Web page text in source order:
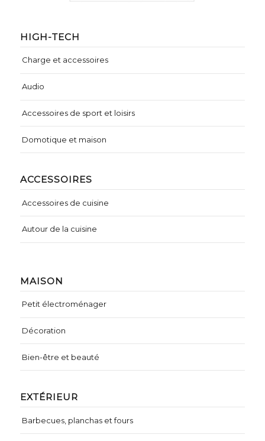
MAISON
Petit électroménager
Décoration
Bien-être et beauté
EXTÉRIEUR
Barbecues, planchas et fours
HIGH-TECH
Charge et accessoires
Audio
Accessoires de sport et loisirs
Domotique et maison
ACCESSOIRES
Accessoires de cuisine
Autour de la cuisine